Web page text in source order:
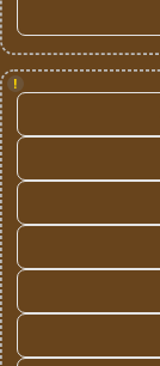
!